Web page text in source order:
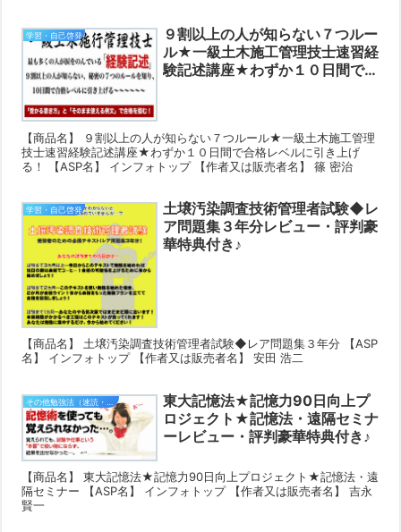
学習・自己啓発
９割以上の人が知らない７つルー
ル★一級土木施工管理技士速習経
験記述講座★わずか１０日間で合
【商品名】 ９割以上の人が知らない７つルール★一級土木施工管理
技士速習経験記述講座★わずか１０日間で合格レベルに引き上げ
る！ 【ASP名】 インフォトップ 【作者又は販売者名】 篠 密治
学習・自己啓発
土壌汚染調査技術管理者試験◆レ
ア問題集３年分レビュー・評判豪
華特典付き♪
【商品名】 土壌汚染調査技術管理者試験◆レア問題集３年分 【ASP
名】 インフォトップ 【作者又は販売者名】 安田 浩二
東大記憶法★記憶力90日向上プ
ロジェクト★記憶法・遠隔セミナ
ーレビュー・評判豪華特典付き♪
【商品名】 東大記憶法★記憶力90日向上プロジェクト★記憶法・遠
隔セミナー 【ASP名】 インフォトップ 【作者又は販売者名】 吉永
賢一